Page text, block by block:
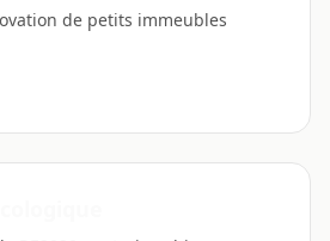
de petits immeubles